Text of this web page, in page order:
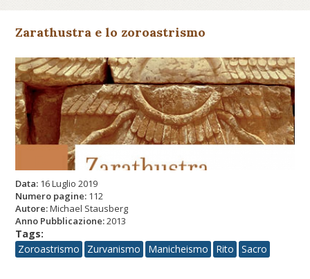
Zarathustra e lo zoroastrismo
Data: 16 Luglio 2019
Numero pagine: 112
Autore:Michael Stausberg
Anno Pubblicazione:2013
Tags:
Zoroastrismo
Zurvanismo Manicheismo Rito Sacro